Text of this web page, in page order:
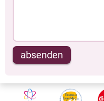
absenden